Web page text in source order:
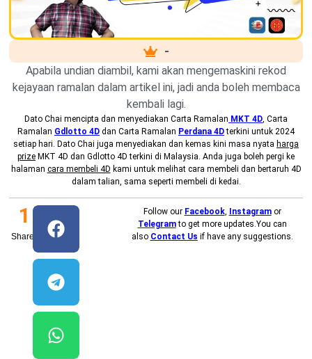
-
Apabila undian diambil, kami akan mengemaskini rekod
kejayaan ramalan dalam artikel ini, jadi anda boleh membaca
kembali lagi.
Dato Chai mencipta dan menyediakan Carta Ramalan MKT 4D, Carta
Ramalan Gdlotto 4D dan Carta Ramalan Perdana 4Dterkini untuk 2024
setiap hari. Dato Chai juga menyediakan dan kemas kini masa nyata harga
prize MKT 4D dan Gdlotto 4D terkini di Malaysia. Anda juga boleh pergi ke
halaman cara membeli 4D kami untuk melihat cara membeli dan bertaruh 4D
dalam talian, sama seperti membeli di kedai.
Shares
1 Follow our Facebook, Instagram or
Telegramto get more updates.You can
also Contact Us if have any suggestions.